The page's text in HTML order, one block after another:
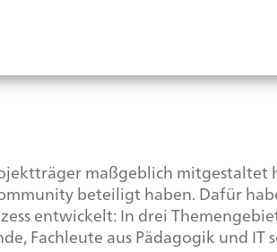
maßgeblich mitgestaltet
beteiligt haben. Dafür
entwickelt: In drei
Fachleute aus Pädagogik und